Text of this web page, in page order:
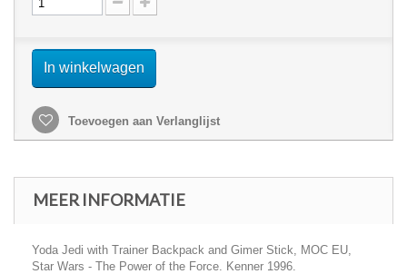
In winkelwagen
Toevoegen aan Verlanglijst
MEER INFORMATIE
Yoda Jedi with Trainer Backpack and Gimer Stick, MOC EU,
Star Wars - The Power of the Force. Kenner 1996.